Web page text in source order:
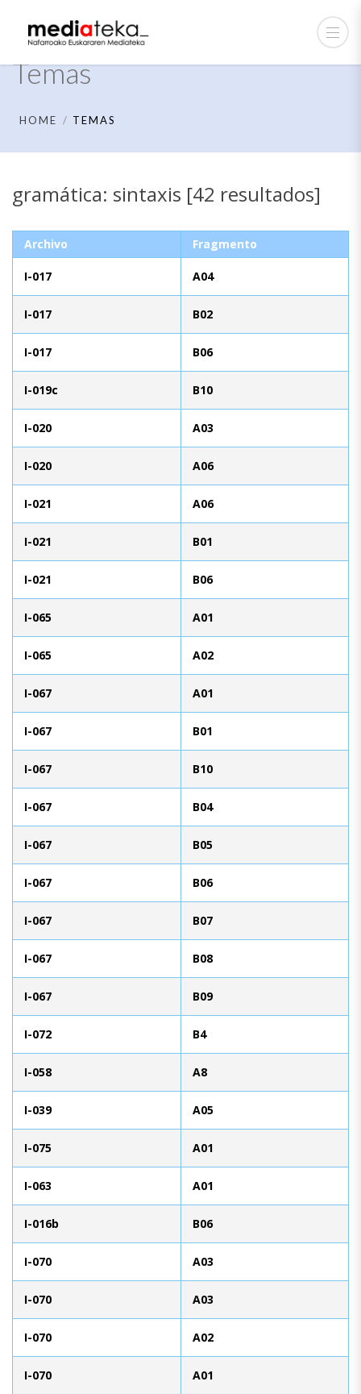
Temas
HOME TEMAS
gramática: sintaxis [42 resultados]
Archivo Fragmento
I-017 A04
I-017 B02
I-017 B06
I-019c B10
I-020 A03
I-020 A06
I-021 A06
I-021 B01
I-021 B06
I-065 A01
I-065 A02
I-067 A01
I-067 B01
I-067 B10
I-067 B04
I-067 B05
I-067 B06
I-067 B07
I-067 B08
I-067 B09
I-072 B4
I-058 A8
I-039 A05
I-075 A01
I-063 A01
I-016b B06
I-070 A03
I-070 A03
I-070 A02
I-070 A01